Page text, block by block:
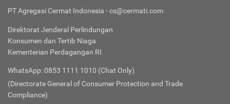
PT Agregasi Cermat Indonesia - cs@cermati.com
Direktorat Jenderal Perlindungan
Konsumen dan Tertib Niaga
Kementerian Perdagangan RI
WhatsApp: 0853 1111 1010 (Chat Only)
(Directorate General of Consumer Protection and Trade
Compliance)